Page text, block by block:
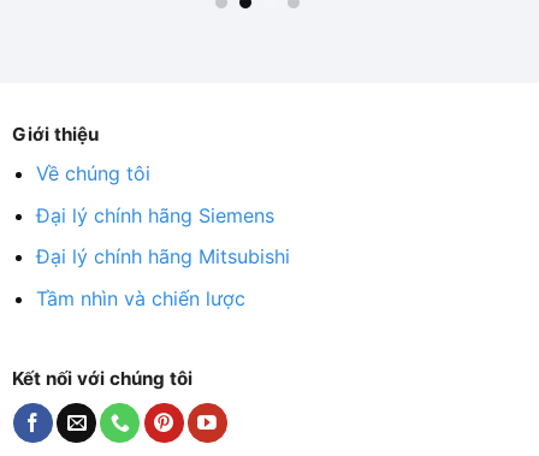
Giới thiệu
Về chúng tôi
Đại lý chính hãng Siemens
Đại lý chính hãng Mitsubishi
Tầm nhìn và chiến lược
Kết nối với chúng tôi